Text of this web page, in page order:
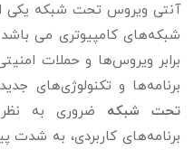
آنتی ویروس تحت شبکه یکی
شبکه‌های کامپیوتری می
برابر ویروس‌ها و حملات
برنامه‌ها و تکنولوژی‌های
تحت شبکه ضروری به
برنامه‌های کاربردی، به